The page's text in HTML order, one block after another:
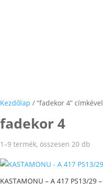
Kezdőlap / “fadekor 4”
fadekor 4
1–9 termék, összesen 20 db
KASTAMONU – A 417 PS13/29